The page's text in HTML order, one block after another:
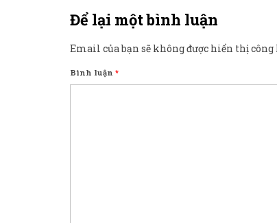
Để lại một bình luận
Email của bạn sẽ không được hiển thị
Bình luận *